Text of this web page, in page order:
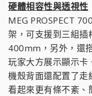
硬體相容性與透視性
MEG PROSPECT
架，可支援到三組插
400mm，另外，還
玩家大方展示顯示卡
機殼背面還配置了走
看起來更有條不紊、